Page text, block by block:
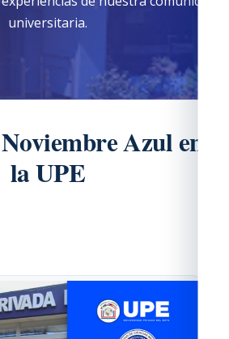
universitaria.
Azul en
la UPE